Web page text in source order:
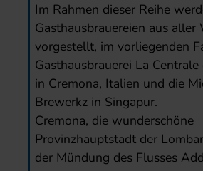
Im Rahmen dieser Reihe
Gasthausbrauereien aus aller
vorgestellt, im vorliegenden
Gasthausbrauerei La
in Cremona, Italien und die
Brewerkz in Singapur.
Cremona, die wunderschöne
Provinzhauptstadt der
der Mündung des Flusses